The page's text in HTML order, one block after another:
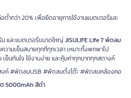
ต่ำกว่า 20% เพื่อยืดอายุการใช้งานแบตเตอรี่และ
และแบตเตอรี่ขนาดใหญ่JISULIFE Life 7 พัดลม
วามเย็นสบายทุกที่ทุกเวลา เหมาะทั้งพกพาไป
เย็นทันใจ ใช้งานง่าย และคุ้มค่าทุกบาททุกสตางค์
ค์ #พัดลมUSB #พัดลมตั้งโต๊ะ #พัดลมคล้องคอ
5000mAh สีดำ